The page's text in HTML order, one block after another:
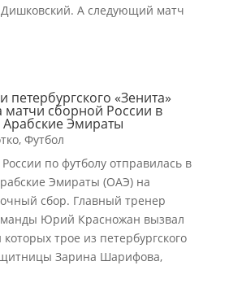
А следующий матч
петербургского «Зенита»
матчи сборной России в
Эмираты
, Футбол
по футболу отправилась в
Эмираты (ОАЭ) на
сбор. Главный тренер
Юрий Красножан вызвал
трое из петербургского
Зарина Шарифова,